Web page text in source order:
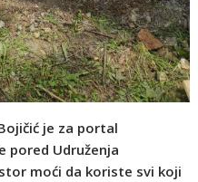
je za portal
pored Udruženja
moći da koriste svi koji